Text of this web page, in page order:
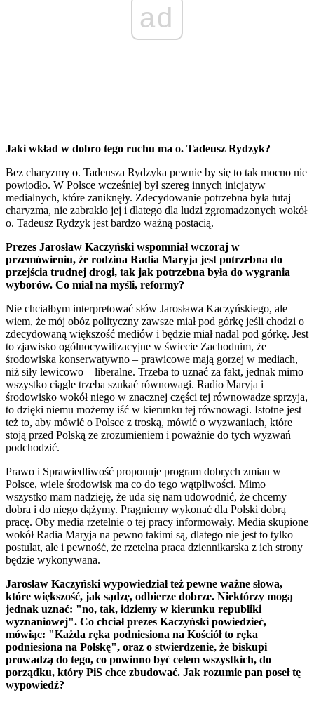
ad
Jaki wkład w dobro tego ruchu ma o. Tadeusz Rydzyk?
Bez charyzmy o. Tadeusza Rydzyka pewnie by się to tak mocno nie
powiodło. W Polsce wcześniej był szereg innych inicjatyw
medialnych, które zaniknęły. Zdecydowanie potrzebna była tutaj
charyzma, nie zabrakło jej i dlatego dla ludzi zgromadzonych wokół
o. Tadeusz Rydzyk jest bardzo ważną postacią.
Prezes Jarosław Kaczyński wspomniał wczoraj w
przemówieniu, że rodzina Radia Maryja jest potrzebna do
przejścia trudnej drogi, tak jak potrzebna była do wygrania
wyborów. Co miał na myśli, reformy?
Nie chciałbym interpretować słów Jarosława Kaczyńskiego, ale
wiem, że mój obóz polityczny zawsze miał pod górkę jeśli chodzi o
zdecydowaną większość mediów i będzie miał nadal pod górkę. Jest
to zjawisko ogólnocywilizacyjne w świecie Zachodnim, że
środowiska konserwatywno – prawicowe mają gorzej w mediach,
niż siły lewicowo – liberalne. Trzeba to uznać za fakt, jednak mimo
wszystko ciągle trzeba szukać równowagi. Radio Maryja i
środowisko wokół niego w znacznej części tej równowadze sprzyja,
to dzięki niemu możemy iść w kierunku tej równowagi. Istotne jest
też to, aby mówić o Polsce z troską, mówić o wyzwaniach, które
stoją przed Polską ze zrozumieniem i poważnie do tych wyzwań
podchodzić.
Prawo i Sprawiedliwość proponuje program dobrych zmian w
Polsce, wiele środowisk ma co do tego wątpliwości. Mimo
wszystko mam nadzieję, że uda się nam udowodnić, że chcemy
dobra i do niego dążymy. Pragniemy wykonać dla Polski dobrą
pracę. Oby media rzetelnie o tej pracy informowały. Media skupione
wokół Radia Maryja na pewno takimi są, dlatego nie jest to tylko
postulat, ale i pewność, że rzetelna praca dziennikarska z ich strony
będzie wykonywana.
Jarosław Kaczyński wypowiedział też pewne ważne słowa,
które większość, jak sądzę, odbierze dobrze. Niektórzy mogą
jednak uznać: "no, tak, idziemy w kierunku republiki
wyznaniowej". Co chciał prezes Kaczyński powiedzieć,
mówiąc: "Każda ręka podniesiona na Kościół to ręka
podniesiona na Polskę", oraz o stwierdzenie, że biskupi
prowadzą do tego, co powinno być celem wszystkich, do
porządku, który PiS chce zbudować. Jak rozumie pan poseł tę
wypowiedź?